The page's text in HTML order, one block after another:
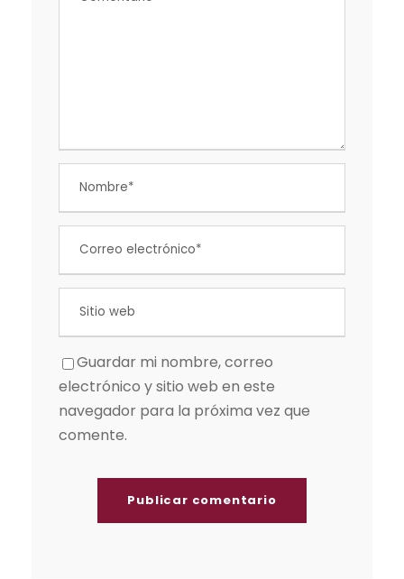
Guardar mi nombre, correo
electrónico y sitio web en este
navegador para la próxima vez que
comente.